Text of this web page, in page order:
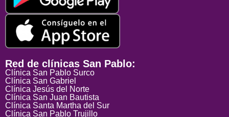
Red de clínicas San Pablo:
Clínica San Pablo Surco
Clínica San Gabriel
Clínica Jesús del Norte
Clínica San Juan Bautista
Clínica Santa Martha del Sur
Clínica San Pablo Trujillo